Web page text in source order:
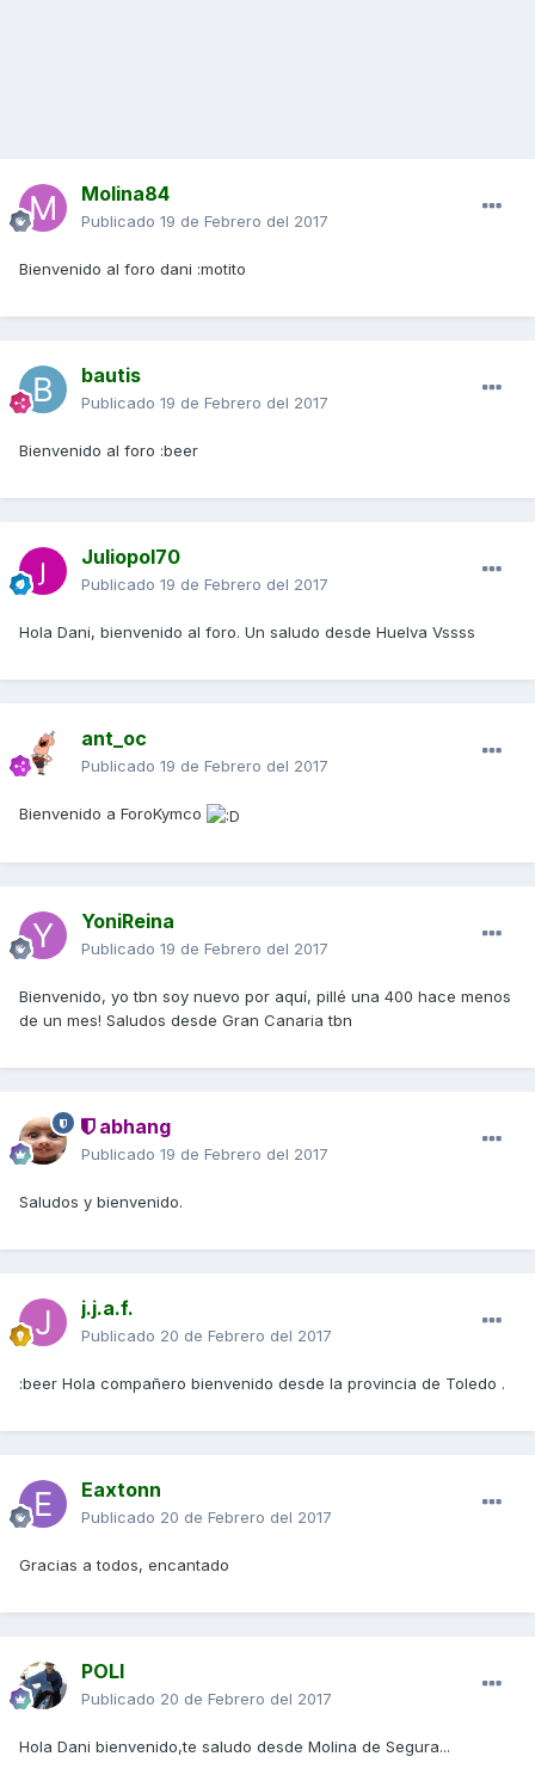
Molina84
Publicado 19 de Febrero del 2017
Bienvenido al foro dani :motito
bautis
Publicado 19 de Febrero del 2017
Bienvenido al foro :beer
Juliopol70
Publicado 19 de Febrero del 2017
Hola Dani, bienvenido al foro. Un saludo desde Huelva Vssss
ant_oc
Publicado 19 de Febrero del 2017
Bienvenido a ForoKymco
YoniReina
Publicado 19 de Febrero del 2017
Bienvenido, yo tbn soy nuevo por aquí, pillé una 400 hace menos
de un mes! Saludos desde Gran Canaria tbn
abhang
Publicado 19 de Febrero del 2017
Saludos y bienvenido.
j.j.a.f.
Publicado 20 de Febrero del 2017
:beer Hola compañero bienvenido desde la provincia de Toledo .
Eaxtonn
Publicado 20 de Febrero del 2017
Gracias a todos, encantado
POLI
Publicado 20 de Febrero del 2017
Hola Dani bienvenido,te saludo desde Molina de Segura...